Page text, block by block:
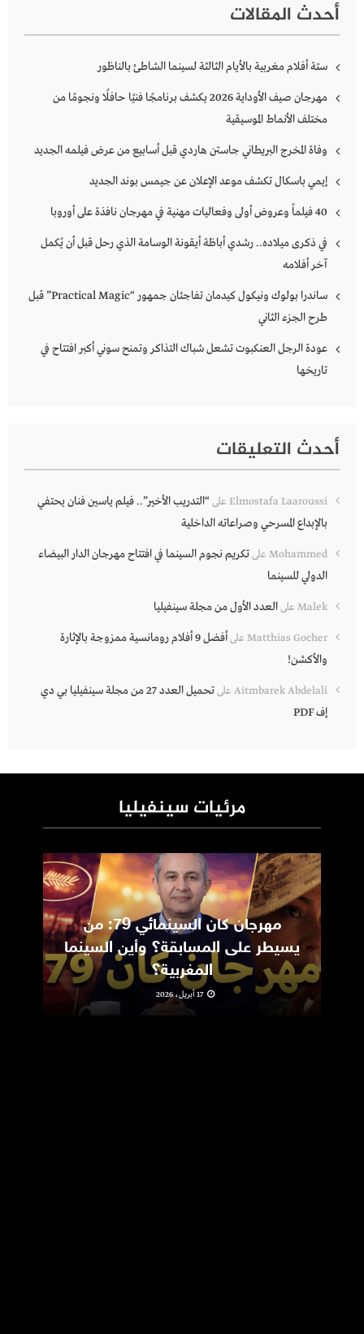
أحدث المقالات
ستة أفلام مغربية بالأيام الثالثة لسينما الشاطئ بالناظور
مهرجان صيف الأوداية 2026 يكشف برنامجًا فنيًا حافلًا ونجومًا من
مختلف الأنماط الموسيقية
وفاة المخرج البريطاني جاستن هاردي قبل أسابيع من عرض فيلمه الجديد
إيمي باسكال تكشف موعد الإعلان عن جيمس بوند الجديد
40 فيلماً وعروض أولى وفعاليات مهنية في مهرجان نافذة على أوروبا
في ذكرى ميلاده.. رشدي أباظة أيقونة الوسامة الذي رحل قبل أن يُكمل
آخر أفلامه
ساندرا بولوك ونيكول كيدمان تفاجئان جمهور “Practical Magic” قبل
طرح الجزء الثاني
عودة الرجل العنكبوت تشعل شباك التذاكر وتمنح سوني أكبر افتتاح في
تاريخها
أحدث التعليقات
Elmostafa Laaroussi على“التدريب الأخير”.. فيلم ياسين فنان يحتفي
بالإبداع المسرحي وصراعاته الداخلية
Mohammed علىتكريم نجوم السينما في افتتاح مهرجان الدار البيضاء
الدولي للسينما
Malek علىالعدد الأول من مجلة سينفيليا
Matthias Gocher على
أفضل 9 أفلام رومانسية ممزوجة بالإثارة
والأكشن!
Aitmbarek Abdelali على
تحميل العدد 27 من مجلة سينفيليا بي دي
إف PDF
مرئيات سينفيليا
مهرجان كان السينمائي 79: من
يسيطر على المسابقة؟ وأين السينما
المغربية؟
17 أبريل، 2026